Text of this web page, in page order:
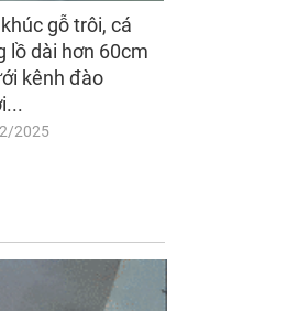
gỗ trôi, cá
lồ dài hơn 60cm
kênh đào
2025